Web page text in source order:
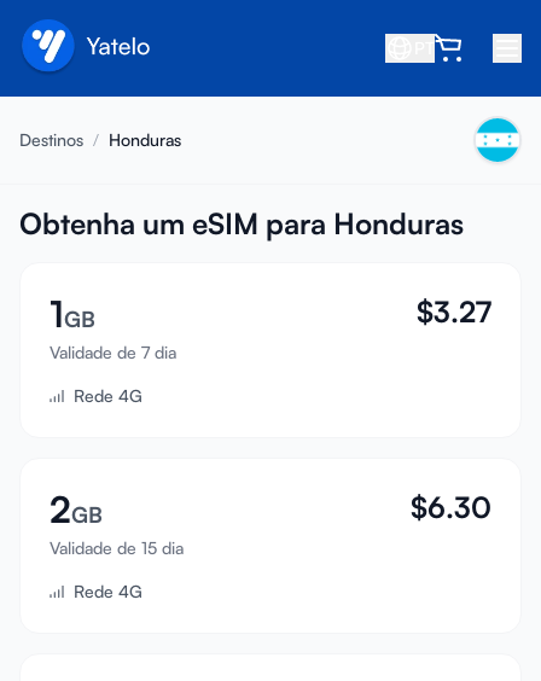
Sobre
Indique um amigo
Seja um afiliado
Central de ajuda
Suporte
Compatibilidade de dispositivos
Entrar
Destinos / Honduras
Obtenha um eSIM para Honduras
1GB
Validade de 7 dia
$3.27
Rede 4G
2GB
Validade de 15 dia
$6.30
Rede 4G